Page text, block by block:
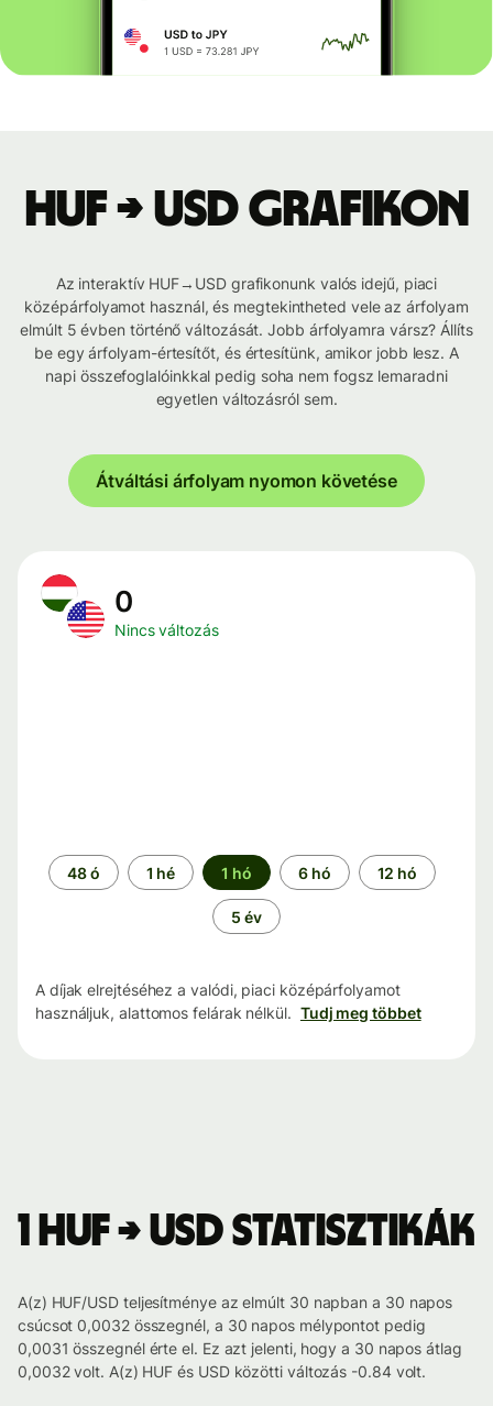
HUF → USD grafikon
Az interaktív HUF→USD grafikonunk valós idejű, piaci
középárfolyamot használ, és megtekintheted vele az árfolyam
elmúlt 5 évben történő változását. Jobb árfolyamra vársz? Állíts
be egy árfolyam-értesítőt, és értesítünk, amikor jobb lesz. A
napi összefoglalóinkkal pedig soha nem fogsz lemaradni
egyetlen változásról sem.
Átváltási árfolyam nyomon követése
0
Nincs változás
Időszak
48 ó 1 hé 1 hó 6 hó 12 hó
5 év
A díjak elrejtéséhez a valódi, piaci középárfolyamot
használjuk, alattomos felárak nélkül. Tudj meg többet
1 HUF → USD statisztikák
A(z) HUF/USD teljesítménye az elmúlt 30 napban a 30 napos
csúcsot 0,0032 összegnél, a 30 napos mélypontot pedig
0,0031 összegnél érte el. Ez azt jelenti, hogy a 30 napos átlag
0,0032 volt. A(z) HUF és USD közötti változás -0.84 volt.